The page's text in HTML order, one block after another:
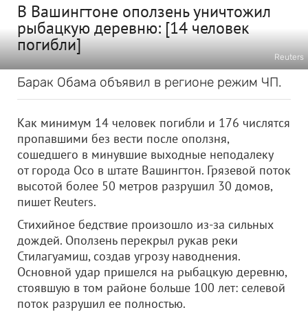
В Вашингтоне оползень уничтожил
рыбацкую деревню: [14 человек
погибли]
Reuters
Барак Обама объявил в регионе режим ЧП.
Как минимум 14 человек погибли и 176 числятся
пропавшими без вести после оползня,
сошедшего в минувшие выходные неподалеку
от города Осо в штате Вашингтон. Грязевой поток
высотой более 50 метров разрушил 30 домов,
пишет Reuters.
Стихийное бедствие произошло из-за сильных
дождей. Оползень перекрыл рукав реки
Стилагуамиш, создав угрозу наводнения.
Основной удар пришелся на рыбацкую деревню,
стоявшую в том районе больше 100 лет: селевой
поток разрушил ее полностью.